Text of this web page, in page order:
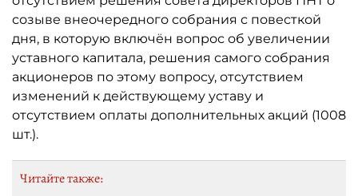
созыве внеочередного собрания с повесткой
дня, в которую включён вопрос об увеличении
уставного капитала, решения самого собрания
акционеров по этому вопросу, отсутствием
изменений к действующему уставу и
отсутствием оплаты дополнительных акций (1008
шт.).
Читайте также: